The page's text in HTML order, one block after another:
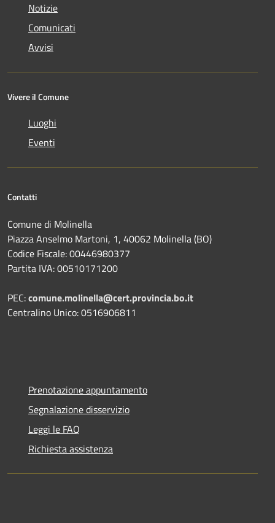
Notizie
Comunicati
Avvisi
Vivere il Comune
Luoghi
Eventi
Contatti
Comune di Molinella
Piazza Anselmo Martoni, 1, 40062 Molinella (BO)
Codice Fiscale: 00446980377
Partita IVA: 00510171200
PEC:comune.molinella@cert.provincia.bo.it
Centralino Unico: 0516906811
Prenotazione appuntamento
Segnalazione disservizio
Leggi le FAQ
Richiesta assistenza